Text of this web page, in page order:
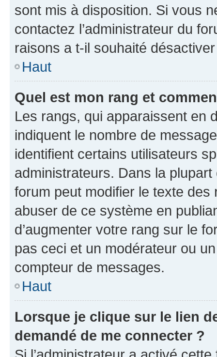
sont mis à disposition. Si vous
contactez l’administrateur du
raisons a t-il souhaité
Haut
Quel est mon rang et
Les rangs, qui apparaissent en
indiquent le nombre de
identifient certains utilisateurs
administrateurs. Dans la
forum peut modifier le texte
abuser de ce système en
d’augmenter votre rang sur le
pas ceci et un modérateur ou
compteur de messages.
Haut
Lorsque je clique sur le lien
demandé de me connecter ?